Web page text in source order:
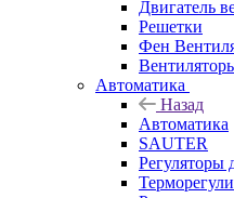
Двигатель
Решетки
Фен
Автоматика
Назад
Автоматика
SAUTER
Регуляторы